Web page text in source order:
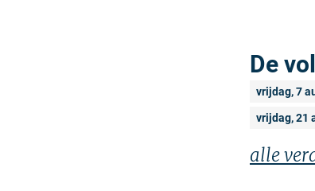
De
vrijdag, 7
vrijdag, 21
alle